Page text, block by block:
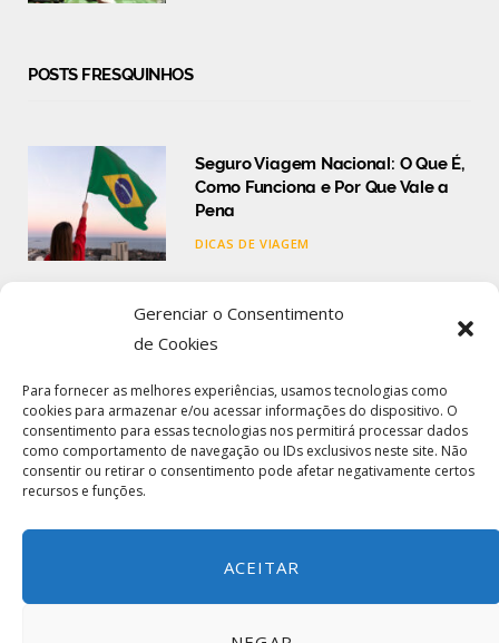
Gerenciar o Consentimento
de Cookies
Para fornecer as melhores experiências, usamos tecnologias como
cookies para armazenar e/ou acessar informações do dispositivo. O
consentimento para essas tecnologias nos permitirá processar dados
como comportamento de navegação ou IDs exclusivos neste site. Não
consentir ou retirar o consentimento pode afetar negativamente certos
recursos e funções.
ACEITAR
POSTS FRESQUINHOS
Seguro Viagem Nacional: O Que É,
Como Funciona e Por Que Vale a
Pena
DICAS DE VIAGEM
Seguro Viagem Internacional: O
Que É, Como Funciona e Como
DICAS DE VIAGEM
Comparar Seguro Viagem: Guia
Completo para Escolher o Melhor